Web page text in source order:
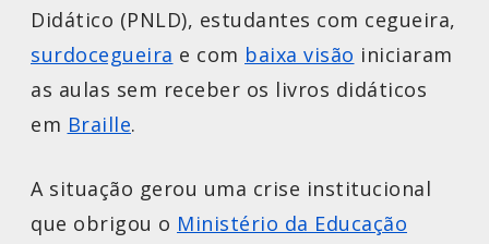
Didático (PNLD), estudantes com cegueira,
surdocegueira e com baixa visão iniciaram
as aulas sem receber os livros didáticos
em Braille.
A situação gerou uma crise institucional
que obrigou o Ministério da Educação